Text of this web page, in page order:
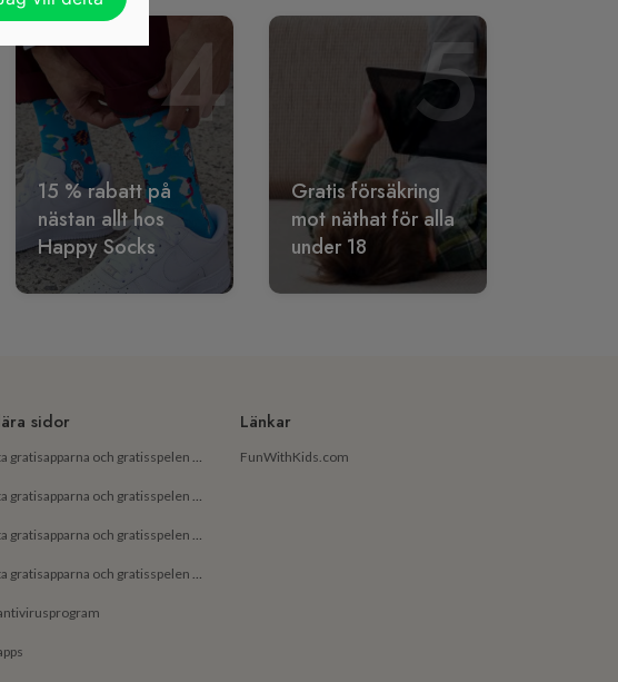
4
15 % rabatt på
nästan allt hos
Happy Socks
5
Gratis försäkring
mot näthat för alla
under 18
sidor
De bästa gratisapparna och gratisspelen på Android för små barn
De bästa gratisapparna och gratisspelen på Android för barn
De bästa gratisapparna och gratisspelen på iPhone för små barn
De bästa gratisapparna och gratisspelen på iPhone för barn
Länkar
FunWithKids.com